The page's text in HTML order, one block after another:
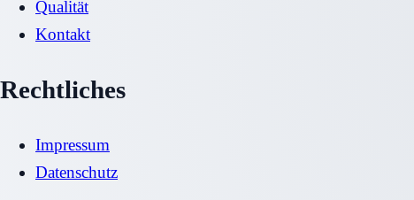
Qualität
Kontakt
Rechtliches
Impressum
Datenschutz